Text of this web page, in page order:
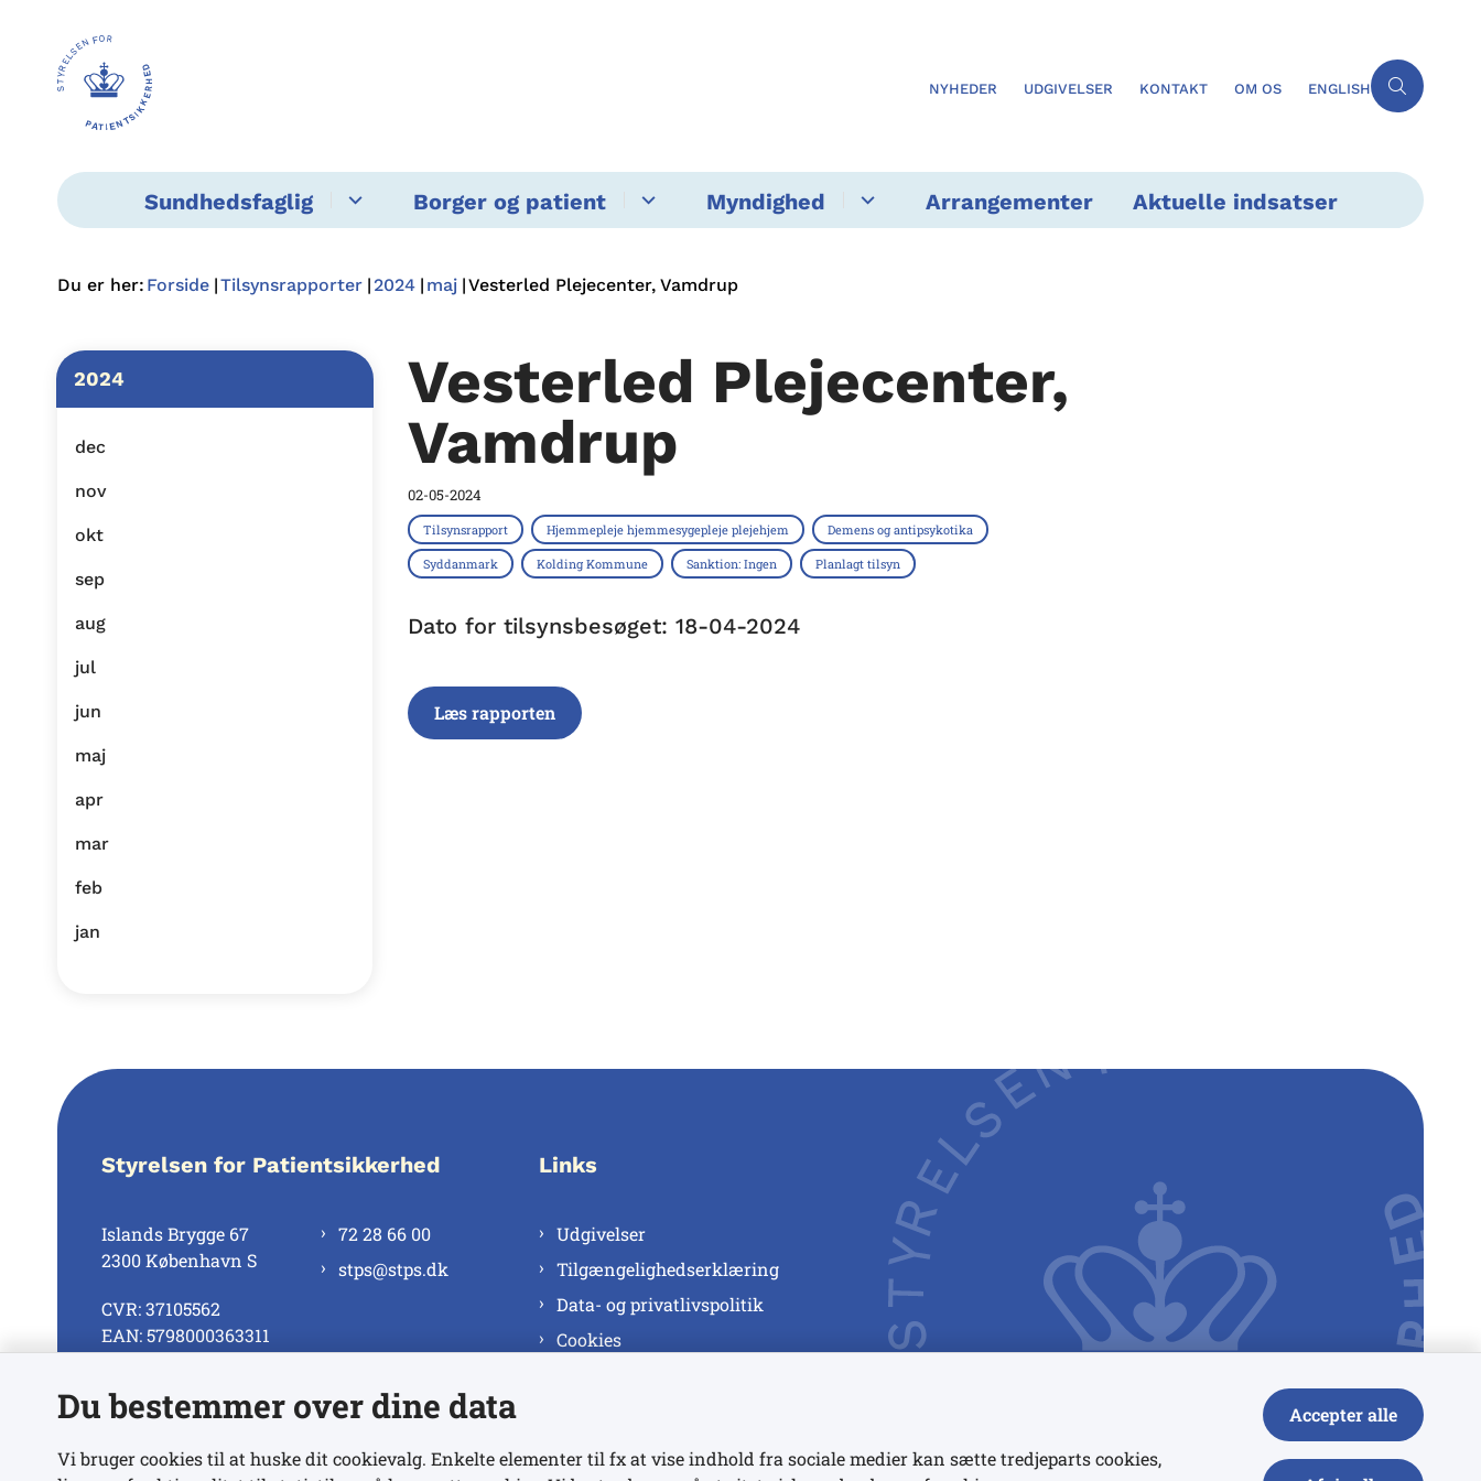
NYHEDER UDGIVELSER KONTAKT OM OS ENGLISH
Sundhedsfaglig Borger og patient Myndighed Arrangementer Aktuelle indsatser
Du er her: Forside Tilsynsrapporter 2024 maj Vesterled Plejecenter, Vamdrup
2024
dec
nov
okt
sep
aug
jul
jun
maj
apr
mar
feb
jan
Vesterled Plejecenter,
Vamdrup
02-05-2024
Tilsynsrapport Hjemmepleje hjemmesygepleje plejehjem Demens og antipsykotika
Syddanmark Kolding Kommune Sanktion: Ingen Planlagt tilsyn
Dato for tilsynsbesøget: 18-04-2024
Læs rapporten
Styrelsen for Patientsikkerhed
Islands Brygge 67
2300 København S
CVR: 37105562
EAN: 5798000363311
72 28 66 00
stps@stps.dk
Se alle kontaktnumre
Links
Udgivelser
Tilgængelighedserklæring
Data- og privatlivspolitik
Cookies
Du bestemmer over dine data
Vi bruger cookies til at huske dit cookievalg. Enkelte elementer til fx at vise indhold fra sociale medier kan sætte tredjeparts cookies,
Accepter alle